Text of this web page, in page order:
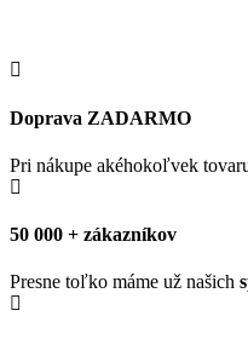
Doprava ZADARMO
Pri nákupe akéhokoľvek
50 000 + zákazníkov
Presne toľko máme už našich